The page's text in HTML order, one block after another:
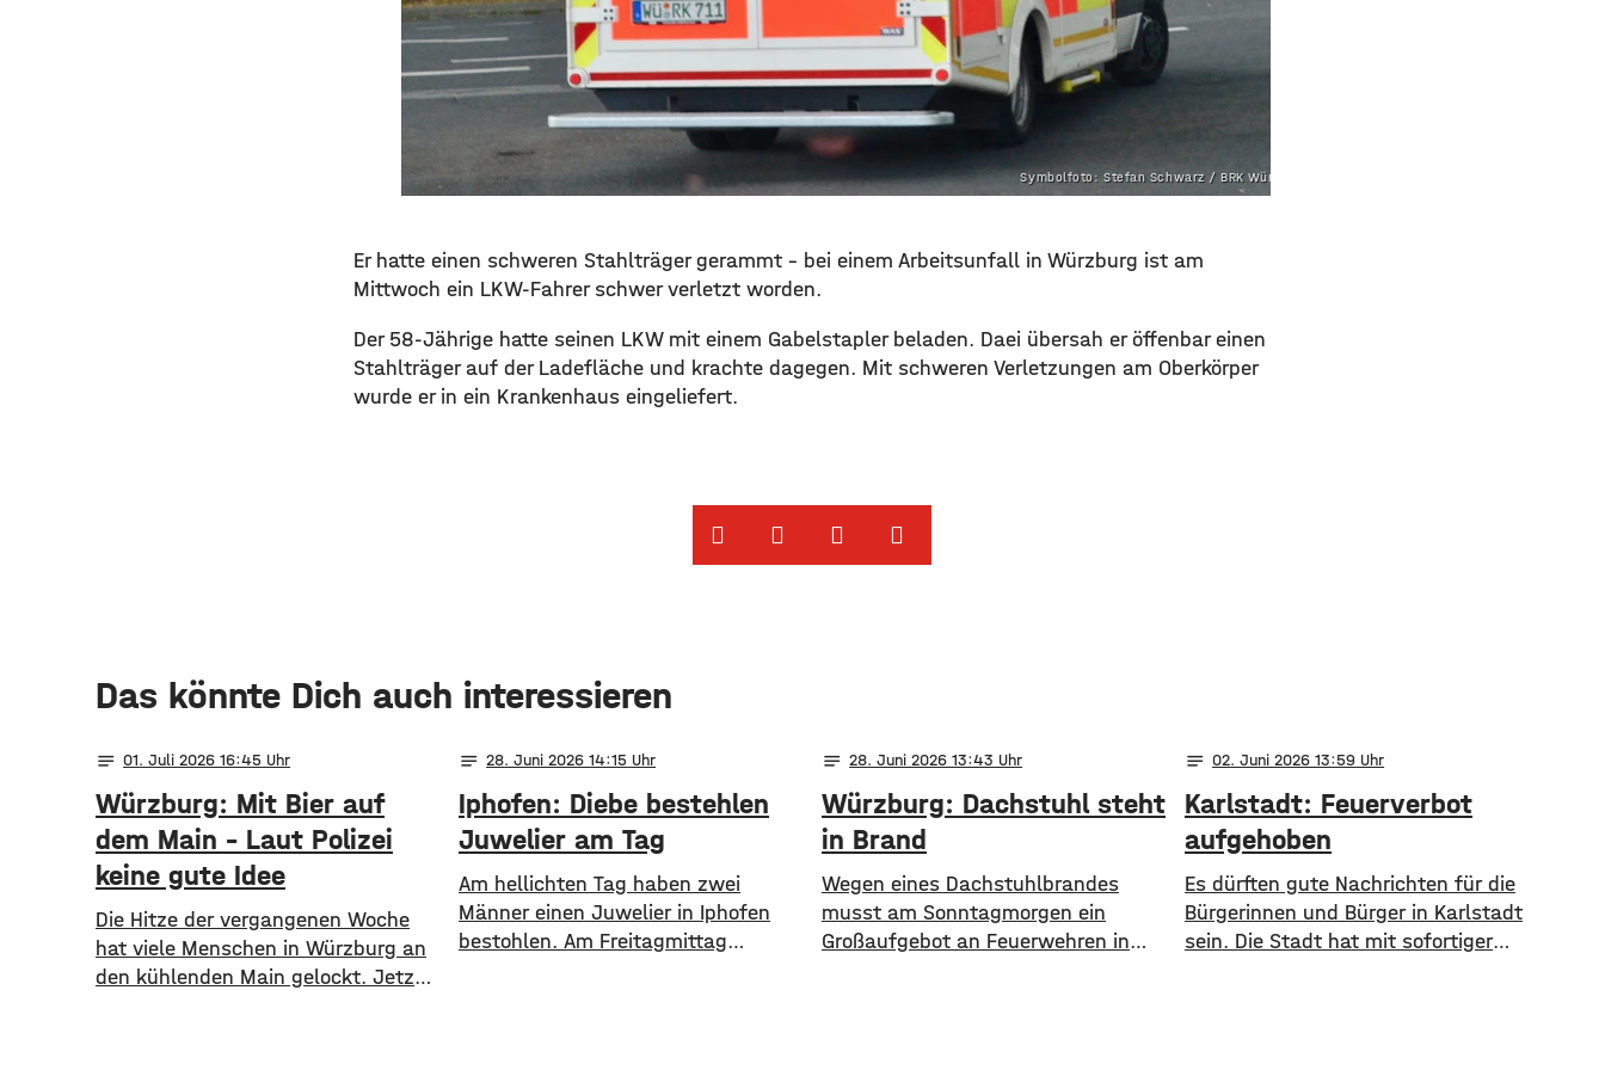
Symbolfoto: Stefan Schwarz / BRK Würzburg
Er hatte einen schweren Stahlträger gerammt – bei einem Arbeitsunfall in Würzburg ist am
Mittwoch ein LKW-Fahrer schwer verletzt worden.
Der 58-Jährige hatte seinen LKW mit einem Gabelstapler beladen. Daei übersah er öffenbar einen
Stahlträger auf der Ladefläche und krachte dagegen. Mit schweren Verletzungen am Oberkörper
wurde er in ein Krankenhaus eingeliefert.
Das könnte Dich auch interessieren
notes 01. Juli 2026 16:45
Würzburg: Mit Bier auf
dem Main – Laut Polizei
keine gute Idee
Die Hitze der vergangenen Woche
hat viele Menschen in Würzburg an
den kühlenden Main gelockt. Jetzt
notes 28. Juni 2026 14:15
Iphofen: Diebe bestehlen
Juwelier am Tag
Am hellichten Tag haben zwei
Männer einen Juwelier in Iphofen
bestohlen. Am Freitagmittag
notes 28. Juni 2026 13:43
Würzburg: Dachstuhl steht
in Brand
Wegen eines Dachstuhlbrandes
musst am Sonntagmorgen ein
Großaufgebot an Feuerwehren in
notes 02. Juni 2026 13:59
Karlstadt: Feuerverbot
aufgehoben
Es dürften gute Nachrichten für die
Bürgerinnen und Bürger in Karlstadt
sein. Die Stadt hat mit sofortiger